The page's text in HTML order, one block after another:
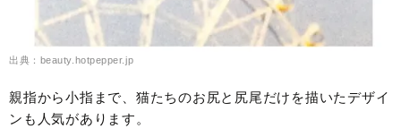
出典：beauty.hotpepper.jp
親指から小指まで、猫たちのお尻と尻尾だけを描いたデザイ
ンも人気があります。